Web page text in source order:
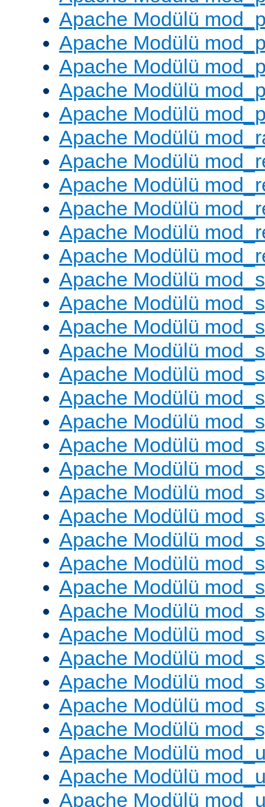
Apache Modülü
Apache Modülü
Apache Modülü
Apache Modülü
Apache Modülü
Apache Modülü
Apache Modülü
Apache Modülü
Apache Modülü
Apache Modülü
Apache Modülü
Apache Modülü
Apache Modülü
Apache Modülü
Apache Modülü
Apache Modülü
Apache Modülü
Apache Modülü
Apache Modülü
Apache Modülü
Apache Modülü
Apache Modülü
Apache Modülü
Apache Modülü
Apache Modülü
Apache Modülü
Apache Modülü
Apache Modülü
Apache Modülü
Apache Modülü
Apache Modülü
Apache Modülü
Apache Modülü
Apache Modülü